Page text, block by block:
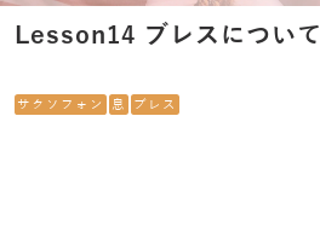
Lesson14 ブレスについて
サクソフォン 息 ブレス